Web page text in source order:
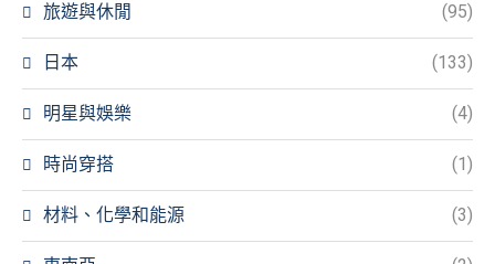
旅遊與休閒 (95)
日本 (133)
明星與娛樂 (4)
時尚穿搭 (1)
材料、化學和能源 (3)